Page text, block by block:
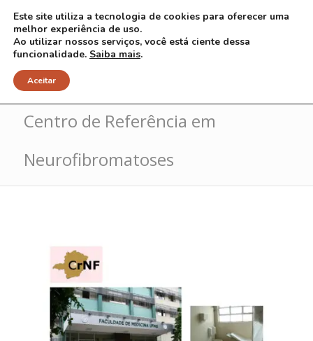
Estrutura de Atendimento do
Centro de Referência em
Neurofibromatoses
Este site utiliza a tecnologia de cookies para oferecer uma
melhor experiência de uso.
Ao utilizar nossos serviços, você está ciente dessa
funcionalidade. Saiba mais.
Aceitar